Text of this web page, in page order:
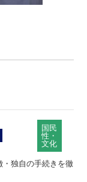
国民
性・
文化
・独自の手続きを徹